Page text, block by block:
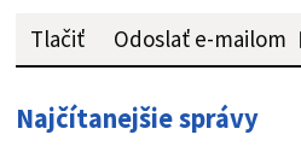
Tlačiť Odoslať e-mailom
Najčítanejšie správy